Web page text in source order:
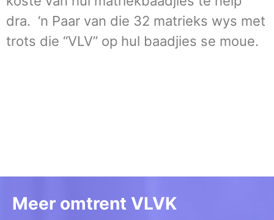
dra. ‘n Paar van die 32 matrieks wys met
trots die “VLV” op hul baadjies se moue.
Meer omtrent VLVK